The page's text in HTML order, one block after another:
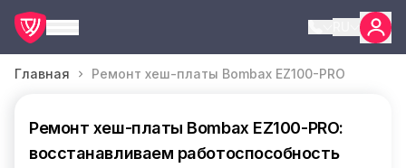
Главная Ремонт хеш-платы Bombax EZ100-PRO
Ремонт хеш-платы Bombax EZ100-PRO:
восстанавливаем работоспособность